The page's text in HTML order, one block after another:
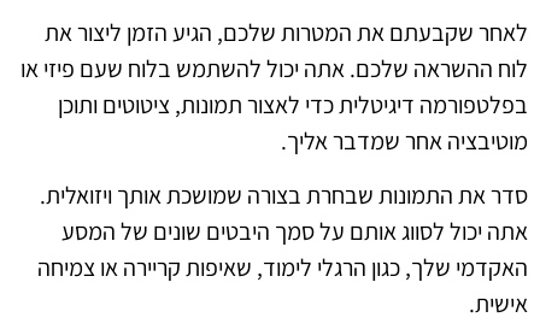
לאחר שקבעתם את המטרות שלכם, הגיע הזמן ליצור את
לוח ההשראה שלכם. אתה יכול להשתמש בלוח שעם פיזי או
בפלטפורמה דיגיטלית כדי לאצור תמונות, ציטוטים ותוכן
מוטיבציה אחר שמדבר אליך.
סדר את התמונות שבחרת בצורה שמושכת אותך ויזואלית.
אתה יכול לסווג אותם על סמך היבטים שונים של המסע
האקדמי שלך, כגון הרגלי לימוד, שאיפות קריירה או צמיחה
אישית.